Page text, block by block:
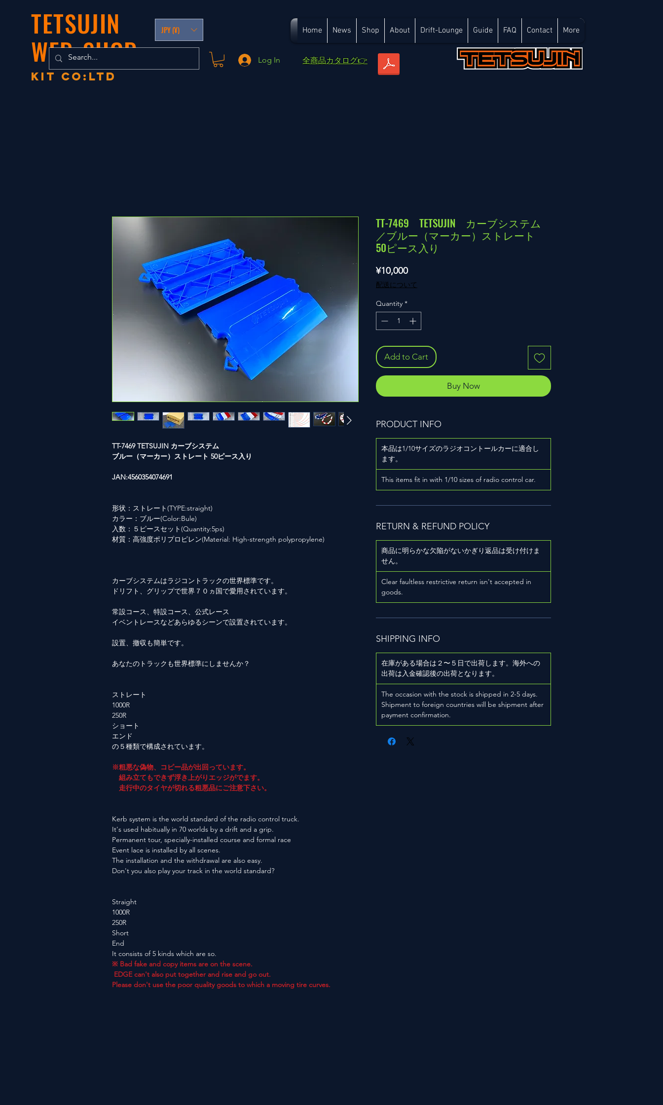
TETSUJIN
WEB-SHOP
KIT co:LTD
JPY (¥) Home News Shop About Drift-Lounge Guide FAQ Contact More
Log In ​全商品カタログ👉
TT-7469 TETSUJIN カーブシステム
ブルー（マーカー）ストレート 50ピース入り
JAN:4560354074691
形状：ストレート(TYPE:straight)
カラー：ブルー(Color:Bule)
入数：５ピースセット(Quantity:5ps)
材質：高強度ポリプロピレン(Material: High-strength polypropylene)
カーブシステムはラジコントラックの世界標準です。
ドリフト、グリップで世界７０ヵ国で愛用されています。
常設コース、特設コース、公式レース
イベントレースなどあらゆるシーンで設置されています。
設置、撤収も簡単です。
あなたのトラックも世界標準にしませんか？
ストレート
1000R
250R
ショート
エンド
の５種類で構成されています。
※粗悪な偽物、コピー品が出回っています。
組み立てもできず浮き上がりエッジがでます。
走行中のタイヤが切れる粗悪品にご注意下さい。
Kerb system is the world standard of the radio control truck.
It's used habitually in 70 worlds by a drift and a grip.
Permanent tour, specially-installed course and formal race
Event lace is installed by all scenes.
The installation and the withdrawal are also easy.
Don't you also play your track in the world standard?
Straight
1000R
250R
Short
End
It consists of 5 kinds which are so.
※ Bad fake and copy items are on the scene.
EDGE can't also put together and rise and go out.
Please don't use the poor quality goods to which a moving tire curves.
TT-7469 TETSUJIN カーブシステム
／ブルー（マーカー）ストレート
50ピース入り
¥10,000Price
配送について
Quantity *
Add to Cart
Buy Now
PRODUCT INFO
本品は1/10サイズのラジオコントールカーに適合し
ます。
This items fit in with 1/10 sizes of radio control car.
RETURN & REFUND POLICY
商品に明らかな欠陥がないかぎり返品は受け付けま
せん。
Clear faultless restrictive return isn't accepted in
goods.
SHIPPING INFO
在庫がある場合は２〜５日で出荷します。海外への
出荷は入金確認後の出荷となります。
The occasion with the stock is shipped in 2-5 days.
Shipment to foreign countries will be shipment after
payment confirmation.